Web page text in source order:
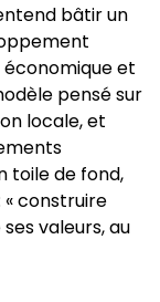
bâtir un
économique et
pensé sur
locale, et
toile de fond,
construire
valeurs, au